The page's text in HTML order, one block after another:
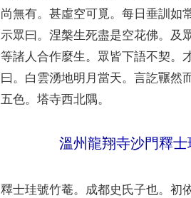
尚無有。甚虛空可覓。每日垂訓如
示眾曰 。涅槃生死盡是空花佛。
及
等諸人合作麼生 。 眾皆下語不契。
曰 。 白雲湧地明月當天。言訖囅然
五色。塔寺西北隅。
溫州龍翔寺沙門釋
釋士珪號竹菴。 成都史氏子也。初